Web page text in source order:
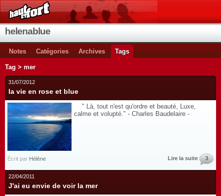
helenablue
Notes Catégories Archives Tags
Tag > mer
31/07/2012
la vie en rose et blue
" Là, tout n'est qu'ordre et beauté, Luxe,
calme et volupté." - Charles Baudelaire -
Écrit par Hélène Lire la suite 3
22/04/2011
J'ai eu envie de voir la mer